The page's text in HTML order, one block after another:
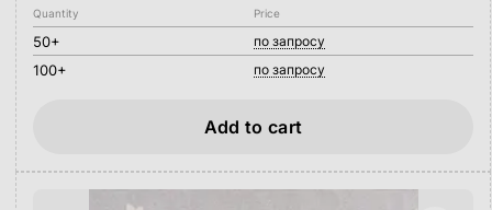
Quantity
50+
100+
Price
по запросу
по запросу
Add to cart